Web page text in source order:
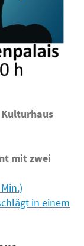
mit zwei
in einem